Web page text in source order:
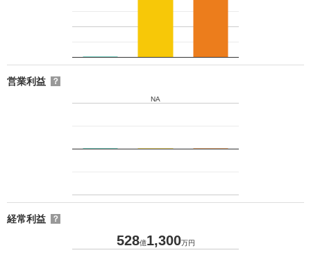
営業利益 ？
NA
経常利益 ？
528億1,300万円